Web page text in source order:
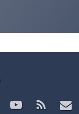
YouTube
RSS